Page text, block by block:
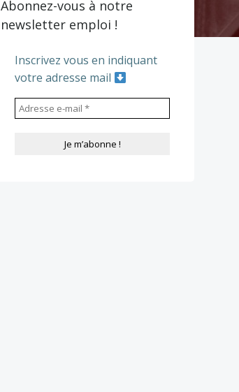
Abonnez-vous à notre
newsletter emploi !
Inscrivez vous en indiquant
votre adresse mail